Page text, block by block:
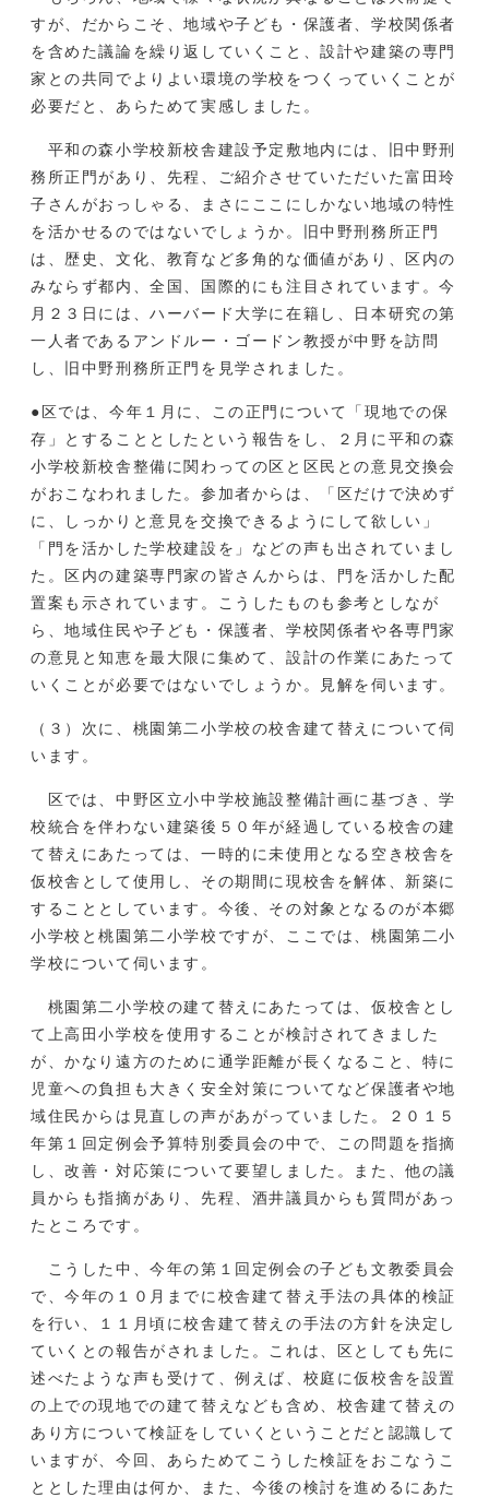
すが、だからこそ、地域や子ども・保護者、学校関係者
を含めた議論を繰り返していくこと、設計や建築の専門
家との共同でよりよい環境の学校をつくっていくことが
必要だと、あらためて実感しました。
平和の森小学校新校舎建設予定敷地内には、旧中野刑
務所正門があり、先程、ご紹介させていただいた富田玲
子さんがおっしゃる、まさにここにしかない地域の特性
を活かせるのではないでしょうか。旧中野刑務所正門
は、歴史、文化、教育など多角的な価値があり、区内の
みならず都内、全国、国際的にも注目されています。今
月２３日には、ハーバード大学に在籍し、日本研究の第
一人者であるアンドルー・ゴードン教授が中野を訪問
し、旧中野刑務所正門を見学されました。
●区では、今年１月に、この正門について「現地での保
存」とすることとしたという報告をし、２月に平和の森
小学校新校舎整備に関わっての区と区民との意見交換会
がおこなわれました。参加者からは、「区だけで決めず
に、しっかりと意見を交換できるようにして欲しい」
「門を活かした学校建設を」などの声も出されていまし
た。区内の建築専門家の皆さんからは、門を活かした配
置案も示されています。こうしたものも参考としなが
ら、地域住民や子ども・保護者、学校関係者や各専門家
の意見と知恵を最大限に集めて、設計の作業にあたって
いくことが必要ではないでしょうか。見解を伺います。
（３）次に、桃園第二小学校の校舎建て替えについて伺
います。
区では、中野区立小中学校施設整備計画に基づき、学
校統合を伴わない建築後５０年が経過している校舎の建
て替えにあたっては、一時的に未使用となる空き校舎を
仮校舎として使用し、その期間に現校舎を解体、新築に
することとしています。今後、その対象となるのが本郷
小学校と桃園第二小学校ですが、ここでは、桃園第二小
学校について伺います。
桃園第二小学校の建て替えにあたっては、仮校舎とし
て上高田小学校を使用することが検討されてきました
が、かなり遠方のために通学距離が長くなること、特に
児童への負担も大きく安全対策についてなど保護者や地
域住民からは見直しの声があがっていました。２０１５
年第１回定例会予算特別委員会の中で、この問題を指摘
し、改善・対応策について要望しました。また、他の議
員からも指摘があり、先程、酒井議員からも質問があっ
たところです。
こうした中、今年の第１回定例会の子ども文教委員会
で、今年の１０月までに校舎建て替え手法の具体的検証
を行い、１１月頃に校舎建て替えの手法の方針を決定し
ていくとの報告がされました。これは、区としても先に
述べたような声も受けて、例えば、校庭に仮校舎を設置
の上での現地での建て替えなども含め、校舎建て替えの
あり方について検証をしていくということだと認識して
いますが、今回、あらためてこうした検証をおこなうこ
ととした理由は何か、また、今後の検討を進めるにあた